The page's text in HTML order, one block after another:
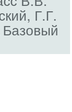
Г.Г.